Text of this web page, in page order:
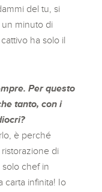
del tu, si
un minuto di
ha solo il
Per questo
tanto, con i
è perché
di
chef in
carta infinita! Io